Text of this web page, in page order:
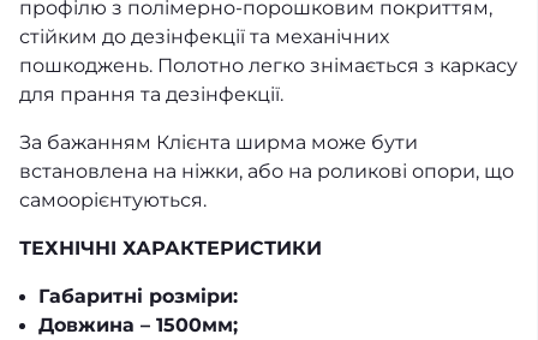
профілю з полімерно-порошковим покриттям,
стійким до дезінфекції та механічних
пошкоджень. Полотно легко знімається з каркасу
для прання та дезінфекції.
За бажанням Клієнта ширма може бути
встановлена на ніжки, або на роликові опори, що
самоорієнтуються.
ТЕХНIЧНI ХАРАКТЕРИСТИКИ
Габаритні розміри:
Довжина – 1500мм;